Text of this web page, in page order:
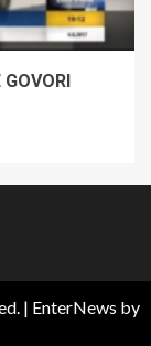
| EnterNews by